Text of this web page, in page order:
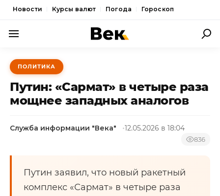
Новости Курсы валют Погода Гороскоп
ПОЛИТИКА
ЭКОНОМИКА
ОБЩЕСТВО
КУЛЬТУРА
НОВОСТИ
ПОЛИТИКА
Путин: «Сармат» в четыре раза
мощнее западных аналогов
Служба информации "Века" 12.05.2026 в 18:04
836
Путин заявил, что новый ракетный
комплекс «Сармат» в четыре раза